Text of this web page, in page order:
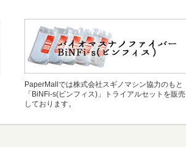
PaperMallでは株式会社スギノマシン協力のもと
「BiNFi-s(ビンフィス)」トライアルセットを販売
しております。